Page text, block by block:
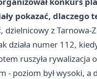
pokazać, dlaczego
dzielnicowy z
działa numer 112,
ruszyła rywalizacja
- poziom był wysoki, a